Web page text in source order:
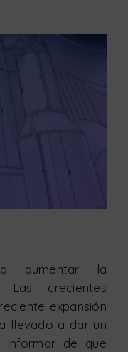
aumentar la
crecientes
expansión
llevado a dar un
informar de que